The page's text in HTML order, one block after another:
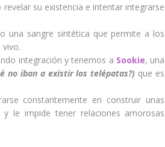
su existencia e intentar integrarse
una sangre sintética que permite a los
integración y tenemos a Sookie, una
no iban a existir los telépatas?) que es
constantemente en construir unas
le impide tener relaciones amorosas